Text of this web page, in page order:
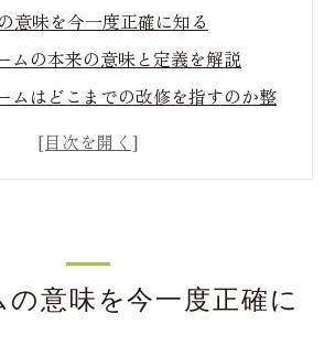
意味を今一度正確に知る
ムの本来の意味と定義を解説
ムはどこまでの改修を指すのか整
ームが指す工事内容を具体例で紹介
の意味を今一度正確に